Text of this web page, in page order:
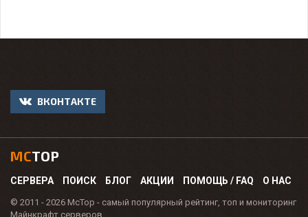
ВКОНТАКТЕ
MCTOP
СЕРВЕРА ПОИСК БЛОГ АКЦИИ ПОМОЩЬ / FAQ О НАС
© 2011 - 2026 McTop - самый популярный рейтинг, топ и мониторинг
Майнкрафт серверов.